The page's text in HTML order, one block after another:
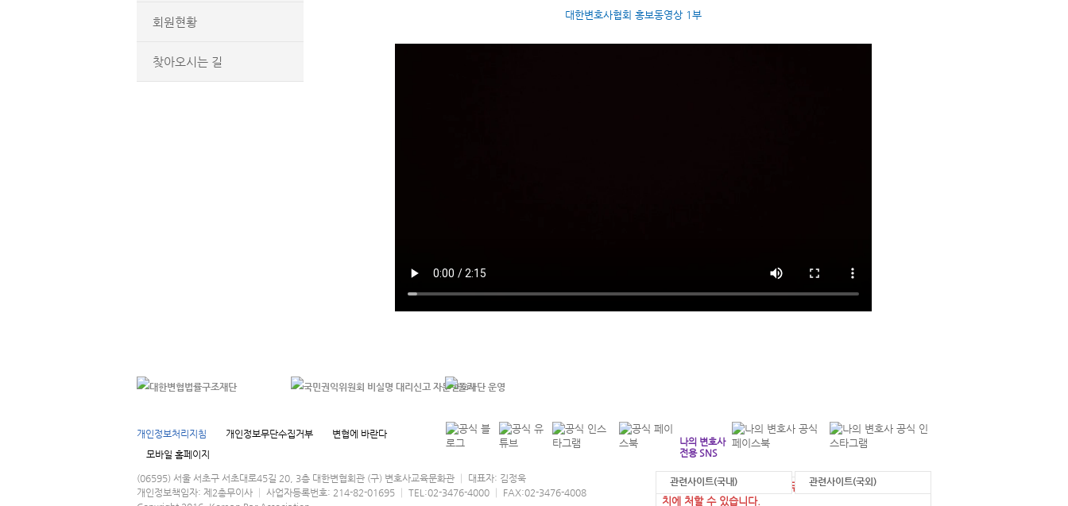
회원현황
찾아오시는 길
대한변호사협회 홍보동영상 1부
개인정보처리지침 개인정보무단수집거부
변협에 바란다
모바일 홈페이지
나의 변호사
전용 SNS
(06595) 서울 서초구 서초대로45길 20, 3층 대한변협회관 (구) 변호사교육문화관 │ 대표자: 김정욱
개인정보책임자: 제2총무이사 │ 사업자등록번호: 214-82-01695 │ TEL:02-3476-4000 │ FAX:02-3476-4008
본 홈페이지에 게시된 정보를 무단으로 사용한 경우 법적 조
치에 처할 수 있습니다.
관련사이트(국내) 관련사이트(국외)